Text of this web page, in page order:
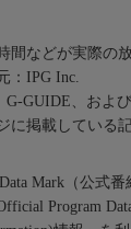
間などが実際の
：IPG Inc.
G-GUIDE、およ
に掲載している
Mark（公式番
Program